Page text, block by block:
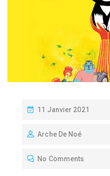
P
S
11 Janvier 2021
Arche De Noé
No Comments